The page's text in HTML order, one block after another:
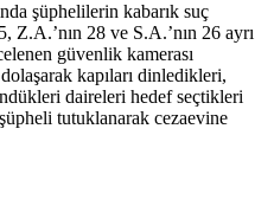
şüphelilerin kabarık suç
Z.A.’nın 28 ve S.A.’nın 26 ayrı
güvenlik kamerası
kapıları dinledikleri,
daireleri hedef seçtikleri
tutuklanarak cezaevine